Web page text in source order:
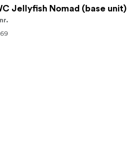
Jellyfish Nomad (base unit)